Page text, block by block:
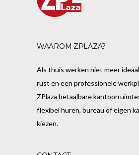
WAAROM ZPLAZA?
Als thuis werken niet meer
rust en een professionele
ZPlaza betaalbare
flexibel huren, bureau of eigen
kiezen.